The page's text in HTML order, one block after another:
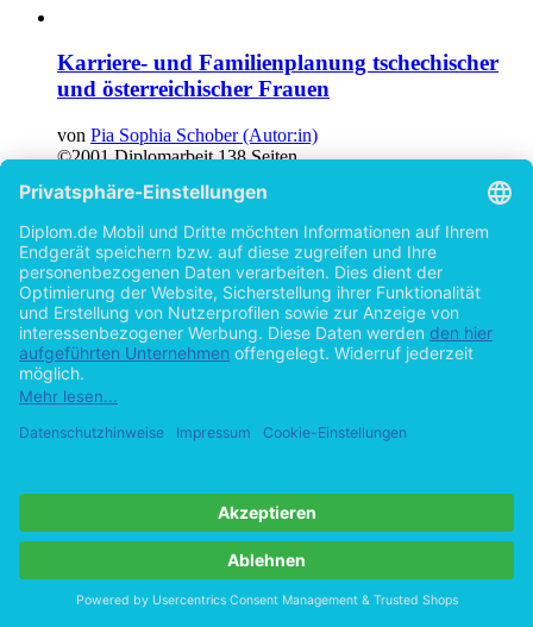
Karriere- und Familienplanung tschechischer
und österreichischer Frauen
von Pia Sophia Schober (Autor:in)
©2001 Diplomarbeit 138 Seiten
Hilfe/FAQ
Datenschutz
AGB
Vertrag widerrufen
Zur Desktop-Version
Copyright ©Imprint in der Bedey & Thoms Media GmbH powered
byOpen Publishing
Cookie-Einstellungen